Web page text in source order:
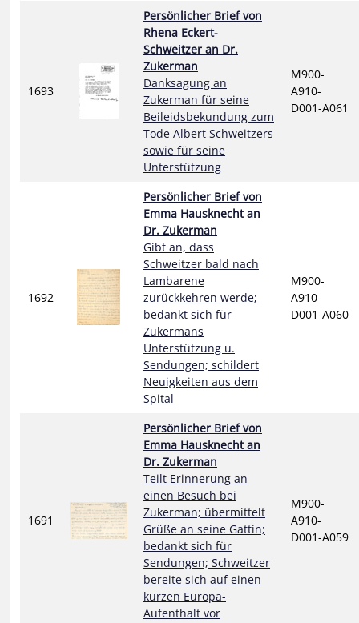
1693
Persönlicher Brief von
Rhena Eckert-
Schweitzer an Dr.
Zukerman
Danksagung an
Zukerman für seine
Beileidsbekundung zum
Tode Albert Schweitzers
sowie für seine
Unterstützung
M900-
A910-
D001-A061
1692
Persönlicher Brief von
Emma Hausknecht an
Dr. Zukerman
Gibt an, dass
Schweitzer bald nach
Lambarene
zurückkehren werde;
bedankt sich für
Zukermans
Unterstützung u.
Sendungen; schildert
Neuigkeiten aus dem
Spital
M900-
A910-
D001-A060
1691
Persönlicher Brief von
Emma Hausknecht an
Dr. Zukerman
Teilt Erinnerung an
einen Besuch bei
Zukerman; übermittelt
Grüße an seine Gattin;
bedankt sich für
Sendungen; Schweitzer
bereite sich auf einen
kurzen Europa-
Aufenthalt vor
M900-
A910-
D001-A059